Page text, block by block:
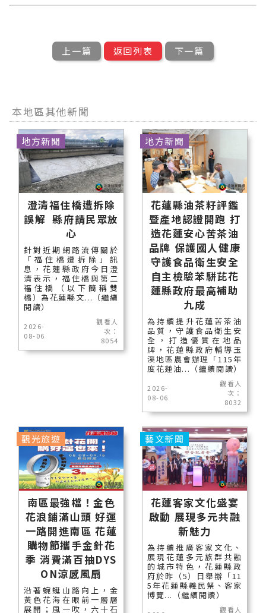
上一篇 返回列表 下一篇
本地區其他新聞
澄清福住橋遭拆除
誤解 縣府請民眾放
心
針對近期網路流傳關於
「福住橋遭拆除」訊
息，花蓮縣政府今日澄
清表示，福住橋與第二
福住橋（以下簡稱雙
橋）為花蓮縣文...（繼續
閱讀）
2026-
08-06
觀看人
次：
8054
地方新聞
花蓮縣油茶籽評鑑
暨產地認證開跑 打
造花蓮安心苦茶油
品牌 保護國人健康
守護食品衛生安全
自主檢驗苯駢芘花
蓮縣政府最高補助
九成
為持續提升花蓮苦茶油
品質，守護食品衛生安
全，打造優質在地品
牌，花蓮縣政府輔導玉
溪地區農會辦理「115年
度花蓮油...（繼續閱讀）
2026-
08-06
觀看人
次：
8032
地方新聞
南區最強檔！金色
花浪鋪滿山頭 好運
一路開進南區 花蓮
購物節攜手金針花
季 消費滿百抽DYS
ON涼感風扇
沿著蜿蜒山路向上，金
黃色花海在眼前一層層
展開；風一吹，六十石
觀光旅遊
花蓮客家文化盛宴
啟動 展現多元共融
新魅力
為持續推廣客家文化、
展現花蓮多元族群共融
的城市特色，花蓮縣政
府於昨（5）日舉辦「11
5年花蓮縣義民祭、客家
博覽...（繼續閱讀）
觀看人
藝文新聞